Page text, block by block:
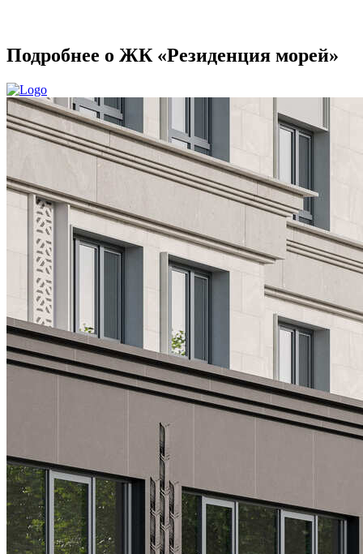
Подробнее о ЖК «Резиденция морей»